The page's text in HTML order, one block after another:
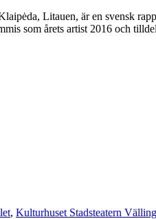
Litauen, är en svensk
som årets artist 2016 och
, Kulturhuset Stadsteatern